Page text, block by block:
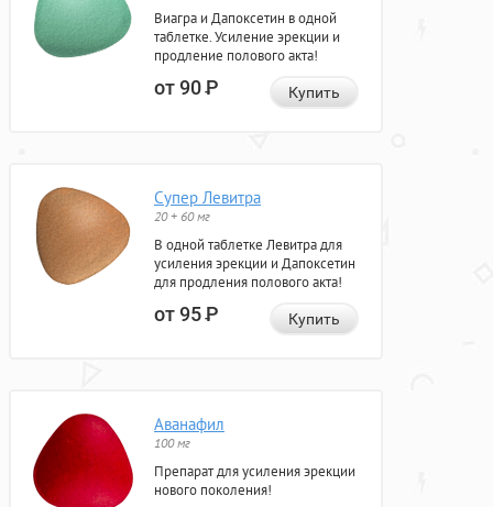
Виагра и Дапоксетин в одной
таблетке. Усиление эрекции и
продление полового акта!
от 90Р Купить
Супер Левитра
20 + 60 мг
В одной таблетке Левитра для
усиления эрекции и Дапоксетин
для продления полового акта!
от 95Р Купить
Аванафил
100 мг
Препарат для усиления эрекции
нового поколения!